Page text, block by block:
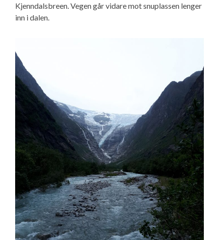
Kjenndalsbreen. Vegen går vidare mot snuplassen lenger
inn i dalen.